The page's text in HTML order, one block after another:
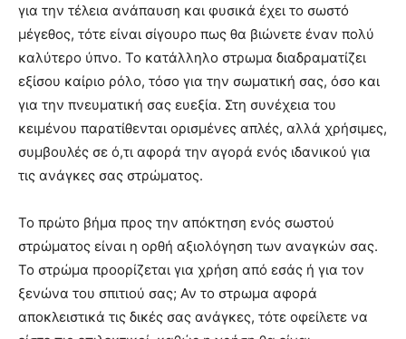
για την τέλεια ανάπαυση και φυσικά έχει το σωστό
μέγεθος, τότε είναι σίγουρο πως θα βιώνετε έναν πολύ
καλύτερο ύπνο. Το κατάλληλο στρωμα διαδραματίζει
εξίσου καίριο ρόλο, τόσο για την σωματική σας, όσο και
για την πνευματική σας ευεξία. Στη συνέχεια του
κειμένου παρατίθενται ορισμένες απλές, αλλά χρήσιμες,
συμβουλές σε ό,τι αφορά την αγορά ενός ιδανικού για
τις ανάγκες σας στρώματος.
Το πρώτο βήμα προς την απόκτηση ενός σωστού
στρώματος είναι η ορθή αξιολόγηση των αναγκών σας.
Το στρώμα προορίζεται για χρήση από εσάς ή για τον
ξενώνα του σπιτιού σας; Αν το στρωμα αφορά
αποκλειστικά τις δικές σας ανάγκες, τότε οφείλετε να